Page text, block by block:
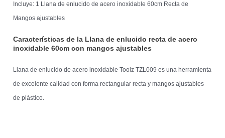
Incluye: 1 Llana de enlucido de acero inoxidable 60cm Recta de
Mangos ajustables
Características de la Llana de enlucido recta de acero
inoxidable 60cm con mangos ajustables
Llana de enlucido de acero inoxidable Toolz TZL009 es una herramienta
de excelente calidad con forma rectangular recta y mangos ajustables
de plástico.